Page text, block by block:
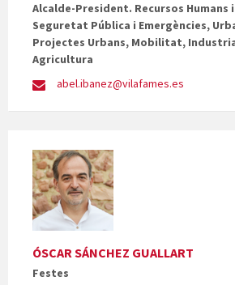
Alcalde-President. Recursos Humans
Seguretat Pública i Emergències,
Projectes Urbans, Mobilitat,
Agricultura
abel.ibanez@vilafames.es
ÓSCAR SÁNCHEZ GUALLART
Festes